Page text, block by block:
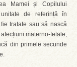
Mamei și Copilului
unitate de referință în
tratate sau să nască
materno-fetale,
din primele secunde